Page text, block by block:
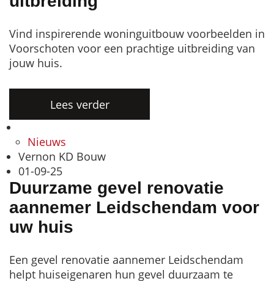
Vind inspirerende woninguitbouw voorbeelden in
Voorschoten voor een prachtige uitbreiding van
jouw huis.
Lees verder
Nieuws
Vernon KD Bouw
01-09-25
Duurzame gevel renovatie
aannemer Leidschendam voor
uw huis
Een gevel renovatie aannemer Leidschendam
helpt huiseigenaren hun gevel duurzaam te